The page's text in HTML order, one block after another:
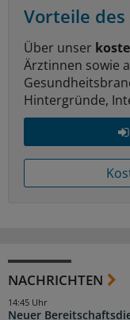
Vorteile des
Über unser
Ärztinnen sowie
Hintergründe,
NACHRICHTEN
Neuer
14:45 Uhr